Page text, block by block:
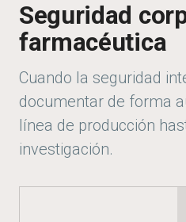
Seguridad
farmacéutica
Cuando la seguridad
documentar de forma
línea de producción
investigación.